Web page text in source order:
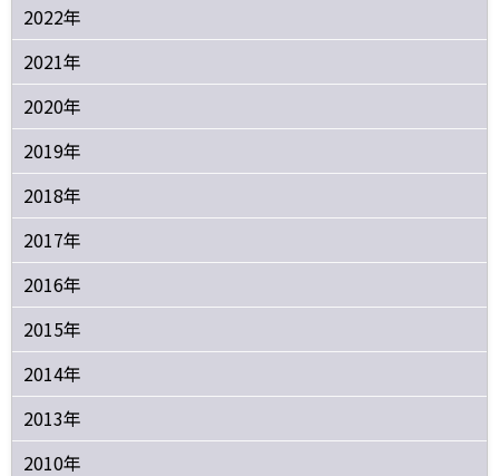
2022年
2021年
2020年
2019年
2018年
2017年
2016年
2015年
2014年
2013年
2010年